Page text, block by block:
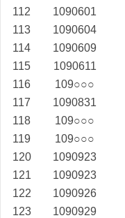
112
1090601
113
1090604
114
1090609
115
1090611
116
109○○○
117
1090831
118
109○○○
119
109○○○
120
1090923
121
1090923
122
1090926
123
1090929